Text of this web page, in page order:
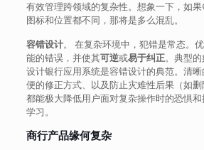
有效管理跨领域的复杂性。想象一下，如果
图标和位置都不同，那将是多么混乱。
容错设计。 在复杂环境中，犯错是常态。
能的错误，并使其可逆或易于纠正。典型的
设计银行应用系统是容错设计的典范。清
便的修正方式、以及防止灾难性后果（如删
都能极大降低用户面对复杂操作时的恐惧
学习。
商行产品缘何复杂